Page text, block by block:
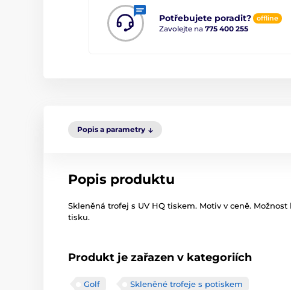
Potřebujete poradit? offline
Zavolejte na 775 400 255
Popis a parametry
Popis produktu
Skleněná trofej s UV HQ tiskem. Motiv v ceně.
tisku.
Produkt je zařazen v kategoriích
Golf Skleněné trofeje s potiskem